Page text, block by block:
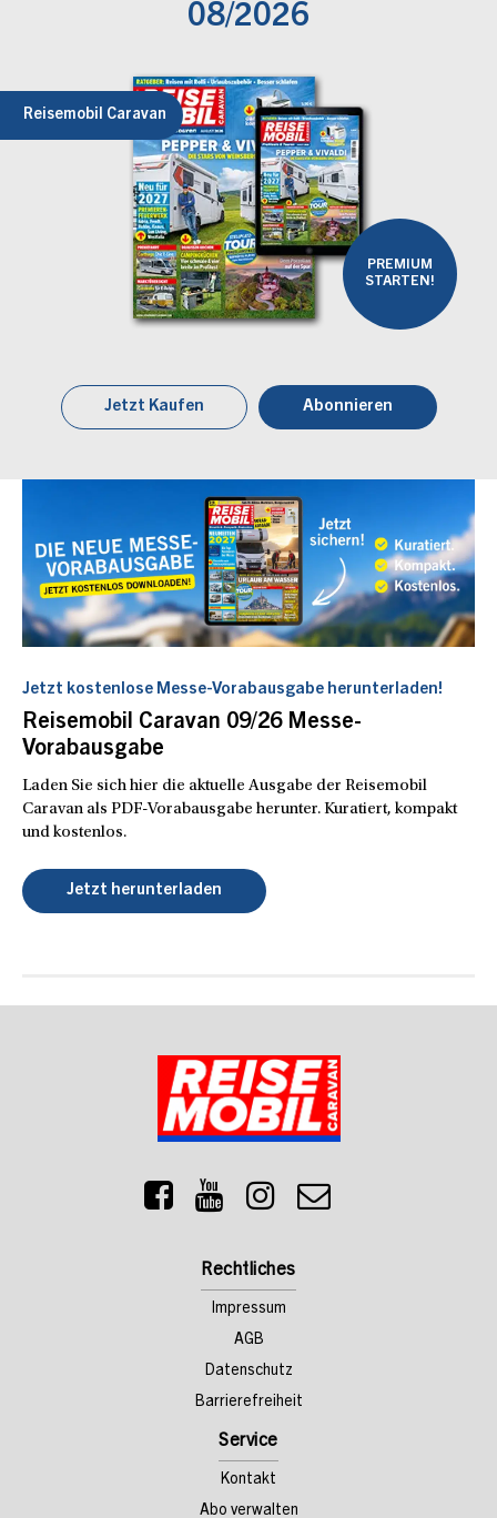
08/2026
Reisemobil Caravan
PREMIUM
STARTEN!
Jetzt Kaufen Abonnieren
Jetzt kostenlose Messe-Vorabausgabe herunterladen!
Reisemobil Caravan 09/26 Messe-
Vorabausgabe
Laden Sie sich hier die aktuelle Ausgabe der Reisemobil
Caravan als PDF-Vorabausgabe herunter. Kuratiert, kompakt
und kostenlos.
Jetzt herunterladen
Rechtliches
Impressum
AGB
Datenschutz
Barrierefreiheit
Service
Kontakt
Abo verwalten